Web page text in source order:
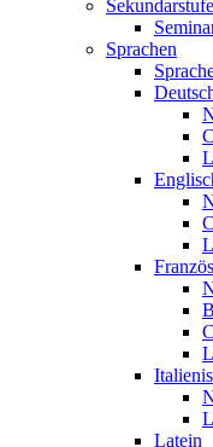
Sprachen
Latein